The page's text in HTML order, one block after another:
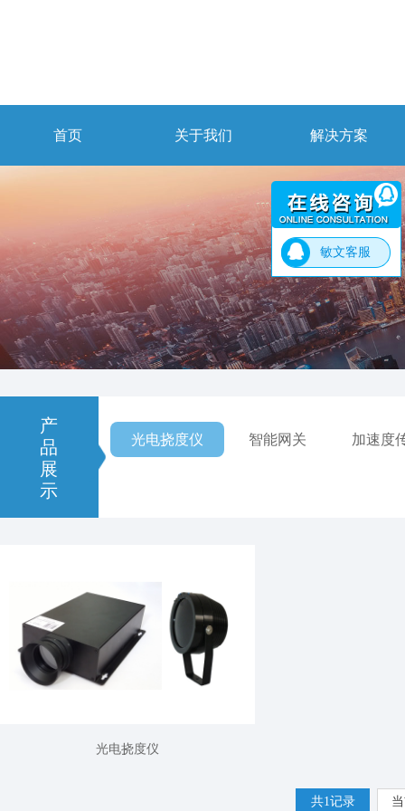
首页 关于我们 解决方案
产
品
展
示
光电挠度仪 智能网关 加速度
光电挠度仪
共1记录
敏文客服